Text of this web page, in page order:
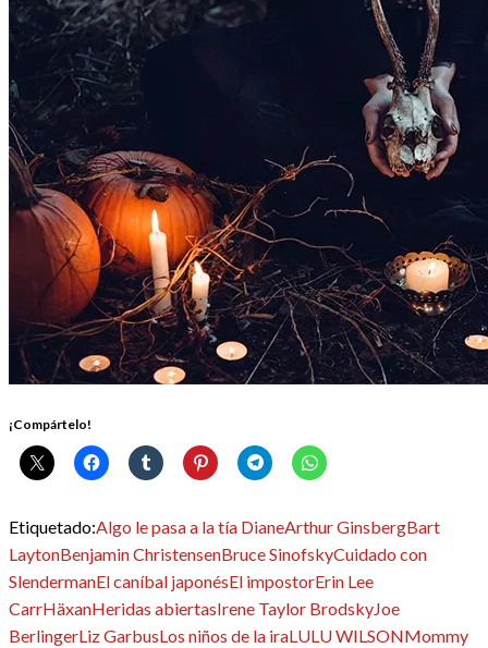
¡Compártelo!
Etiquetado:Algo le pasa a la tía DianeArthur GinsbergBart
LaytonBenjamin ChristensenBruce SinofskyCuidado con
SlendermanEl caníbal japonésEl impostorErin Lee
CarrHäxanHeridas abiertasIrene Taylor BrodskyJoe
BerlingerLiz GarbusLos niños de la iraLULU WILSONMommy